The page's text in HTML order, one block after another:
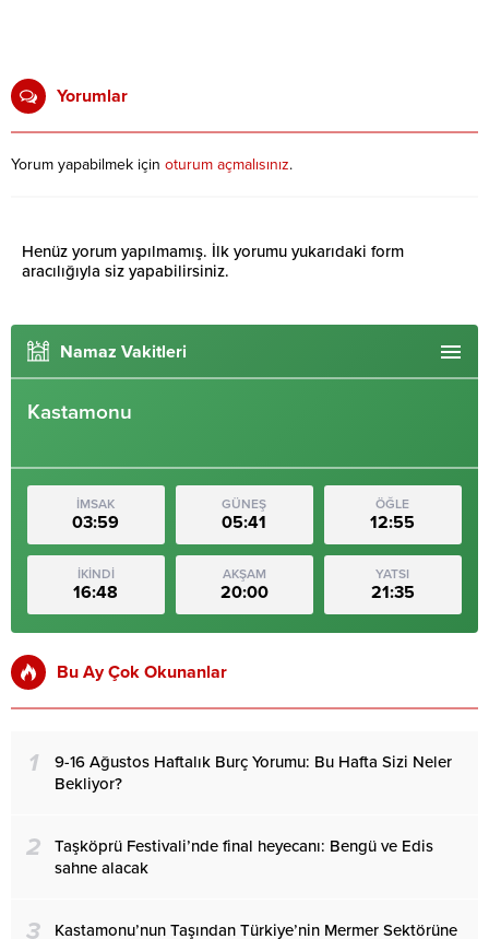
Yorumlar
Yorum yapabilmek için oturum açmalısınız.
Henüz yorum yapılmamış. İlk yorumu yukarıdaki form
aracılığıyla siz yapabilirsiniz.
Namaz Vakitleri
Kastamonu
İMSAK
03:59
GÜNEŞ
05:41
ÖĞLE
12:55
İKİNDİ
16:48
AKŞAM
20:00
YATSI
21:35
Bu Ay Çok Okunanlar
1
9-16 Ağustos Haftalık Burç Yorumu: Bu Hafta Sizi Neler
Bekliyor?
2
Taşköprü Festivali’nde final heyecanı: Bengü ve Edis
sahne alacak
3 Kastamonu’nun Taşından Türkiye’nin Mermer Sektörüne